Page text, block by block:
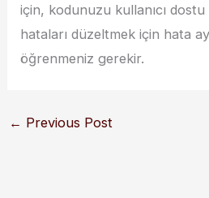
için, kodunuzu kullanıcı
hataları düzeltmek için hata
öğrenmeniz gerekir.
← Previous Post